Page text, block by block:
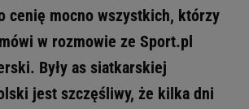
cenię mocno wszystkich, którzy
w rozmowie ze Sport.pl
Były as siatkarskiej
jest szczęśliwy, że kilka dni